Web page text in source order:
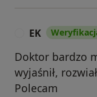
EK
Doktor bardzo
wyjaśnił,
Polecam